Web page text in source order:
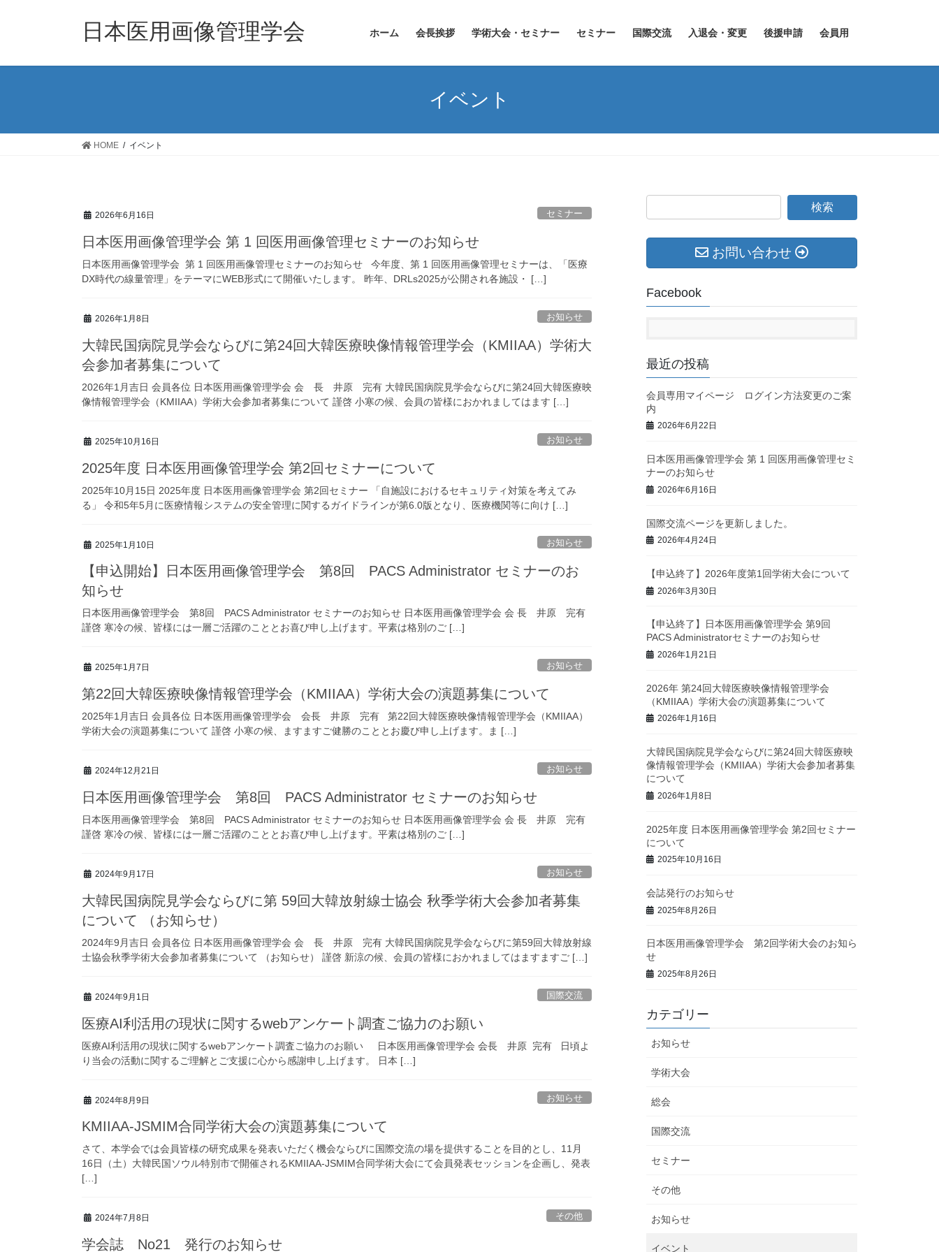
日本医用画像管理学会 ホーム 会長挨拶 学術大会・セミナー セミナー 国際交流 入退会・変更 後援申請 会員用
イベント
HOME イベント
2026年6月16日 セミナー
日本医用画像管理学会 第 1 回医用画像管理セミナーのお知らせ
日本医用画像管理学会 第 1 回医用画像管理セミナーのお知らせ 今年度、第 1 回医用画像管理セミナーは、「医療
DX時代の線量管理」をテーマにWEB形式にて開催いたします。 昨年、DRLs2025が公開され各施設・ […]
2026年1月8日 お知らせ
大韓民国病院見学会ならびに第24回大韓医療映像情報管理学会（KMIIAA）学術大
会参加者募集について
2026年1月吉日 会員各位 日本医用画像管理学会 会 長 井原 完有 大韓民国病院見学会ならびに第24回大韓医療映
像情報管理学会（KMIIAA）学術大会参加者募集について 謹啓 小寒の候、会員の皆様におかれましてはます […]
2025年10月16日 お知らせ
2025年度 日本医用画像管理学会 第2回セミナーについて
2025年10月15日 2025年度 日本医用画像管理学会 第2回セミナー 「自施設におけるセキュリティ対策を考えてみ
る」 令和5年5月に医療情報システムの安全管理に関するガイドラインが第6.0版となり、医療機関等に向け […]
2025年1月10日 お知らせ
【申込開始】日本医用画像管理学会 第8回 PACS Administrator セミナーのお
知らせ
日本医用画像管理学会 第8回 PACS Administrator セミナーのお知らせ 日本医用画像管理学会 会 長 井原 完有
謹啓 寒冷の候、皆様には一層ご活躍のこととお喜び申し上げます。平素は格別のご […]
2025年1月7日 お知らせ
第22回大韓医療映像情報管理学会（KMIIAA）学術大会の演題募集について
2025年1月吉日 会員各位 日本医用画像管理学会 会長 井原 完有 第22回大韓医療映像情報管理学会（KMIIAA）
学術大会の演題募集について 謹啓 小寒の候、ますますご健勝のこととお慶び申し上げます。ま […]
2024年12月21日 お知らせ
日本医用画像管理学会 第8回 PACS Administrator セミナーのお知らせ
日本医用画像管理学会 第8回 PACS Administrator セミナーのお知らせ 日本医用画像管理学会 会 長 井原 完有
謹啓 寒冷の候、皆様には一層ご活躍のこととお喜び申し上げます。平素は格別のご […]
2024年9月17日 お知らせ
大韓民国病院見学会ならびに第 59回大韓放射線士協会 秋季学術大会参加者募集
について （お知らせ）
2024年9月吉日 会員各位 日本医用画像管理学会 会 長 井原 完有 大韓民国病院見学会ならびに第59回大韓放射線
士協会秋季学術大会参加者募集について （お知らせ） 謹啓 新涼の候、会員の皆様におかれましてはますますご […]
2024年9月1日 国際交流
医療AI利活用の現状に関するwebアンケート調査ご協力のお願い
医療AI利活用の現状に関するwebアンケート調査ご協力のお願い 日本医用画像管理学会 会長 井原 完有 日頃よ
り当会の活動に関するご理解とご支援に心から感謝申し上げます。 日本 […]
2024年8月9日 お知らせ
KMIIAA‐JSMIM合同学術大会の演題募集について
さて、本学会では会員皆様の研究成果を発表いただく機会ならびに国際交流の場を提供することを目的とし、11月
16日（土）大韓民国ソウル特別市で開催されるKMIIAA‐JSMIM合同学術大会にて会員発表セッションを企画し、発表
[…]
2024年7月8日 その他
学会誌 No21 発行のお知らせ
お問い合わせ
Facebook
最近の投稿
会員専用マイページ ログイン方法変更のご案
内
2026年6月22日
日本医用画像管理学会 第 1 回医用画像管理セミ
ナーのお知らせ
2026年6月16日
国際交流ページを更新しました。
2026年4月24日
【申込終了】2026年度第1回学術大会について
2026年3月30日
【申込終了】日本医用画像管理学会 第9回
PACS Administratorセミナーのお知らせ
2026年1月21日
2026年 第24回大韓医療映像情報管理学会
（KMIIAA）学術大会の演題募集について
2026年1月16日
大韓民国病院見学会ならびに第24回大韓医療映
像情報管理学会（KMIIAA）学術大会参加者募集
について
2026年1月8日
2025年度 日本医用画像管理学会 第2回セミナー
について
2025年10月16日
会誌発行のお知らせ
2025年8月26日
日本医用画像管理学会 第2回学術大会のお知ら
せ
2025年8月26日
カテゴリー
お知らせ
学術大会
総会
国際交流
セミナー
その他
お知らせ
イベント